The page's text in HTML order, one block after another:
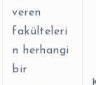
veren
fakülteleri
n herhangi
bir